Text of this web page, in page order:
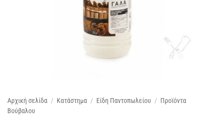
Αρχική σελίδα / Κατάστημα / Είδη Παντοπωλείου / Προϊόντα
Βούβαλου